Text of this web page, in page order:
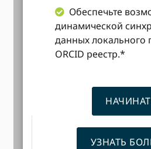
Обеспечьте
динамической
данных локального
ORCID реестр.*
УЗНАТЬ